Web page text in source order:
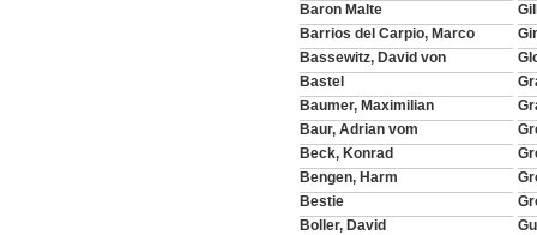
Baron Malte
Barrios del Carpio, Marco
Bassewitz, David von
Bastel
Baumer, Maximilian
Baur, Adrian vom
Beck, Konrad
Bengen, Harm
Bestie
Boller, David